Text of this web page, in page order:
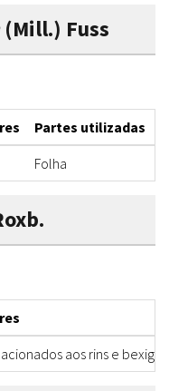
(Mill.) Fuss
Partes utilizadas
Folha
aos rins e bexiga